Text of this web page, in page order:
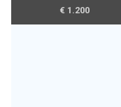
€ 1.200